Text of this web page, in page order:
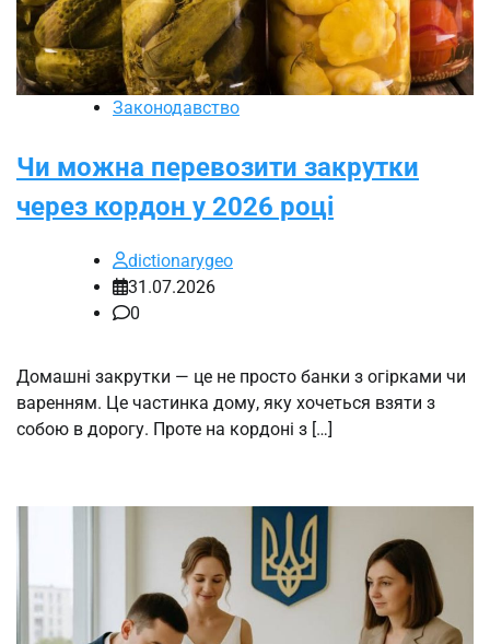
Законодавство
Чи можна перевозити закрутки
через кордон у 2026 році
dictionarygeo
31.07.2026
0
Домашні закрутки — це не просто банки з огірками чи
варенням. Це частинка дому, яку хочеться взяти з
собою в дорогу. Проте на кордоні з […]